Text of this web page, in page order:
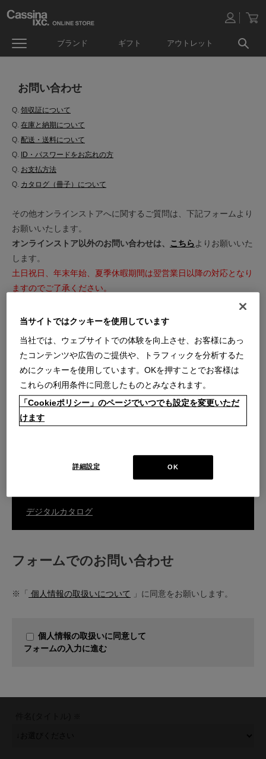
ブランド ギフト アウトレット
お問い合わせ
Q. 領収証について
Q. 在庫と納期について
Q. 配送・送料について
Q.
ID・パスワードをお忘れの方
Q. お支払方法
Q. カタログ（冊子）について
その他オンラインストアへに関するご質問は、下記フォームより
お願いいたします。
オンラインストア以外のお問い合わせは、 こちらよりお願いいた
します。
土日祝日、年末年始、夏季休暇期間は翌営業日以降の対応となり
ますのでご了承ください。
※内容によっては回答を差し上げるまでお時間をいただくことも
ございます。
す。
ご購入商品の張替え・補修・家具の移設などのご相談はこちら
カスタマーサービスのお問い合わせ
デジタルカタログ
フォームでのお問い合わせ
※「 個人情報の取扱いについて 」に同意をお願いします。
個人情報の取扱いに同意して
フォームの入力に進む
当サイトではクッキーを使用しています
当社では、ウェブサイトでの体験を向上させ、お客様にあっ
たコンテンツや広告のご提供や、トラフィックを分析するた
めにクッキーを使用しています。OKを押すことでお客様は
これらの利用条件に同意したものとみなされます。
「Cookieポリシー」のページでいつでも設定を変更いただ
けます
OK
詳細設定